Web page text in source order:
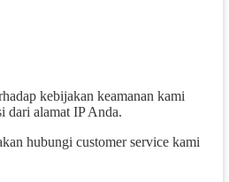
kebijakan keamanan kami
dari alamat IP Anda.
hubungi customer service kami